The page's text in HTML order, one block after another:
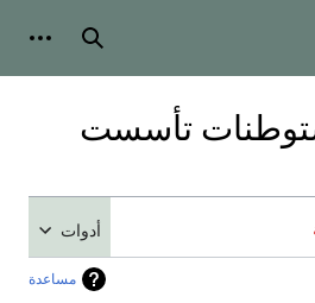
بحث
تأسست
أدوات
مساعدة